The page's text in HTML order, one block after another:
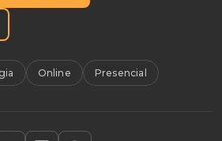
Online Presencial